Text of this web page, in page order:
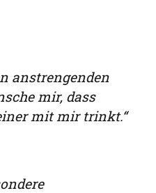
anstrengenden
mir, dass
mit mir trinkt.“